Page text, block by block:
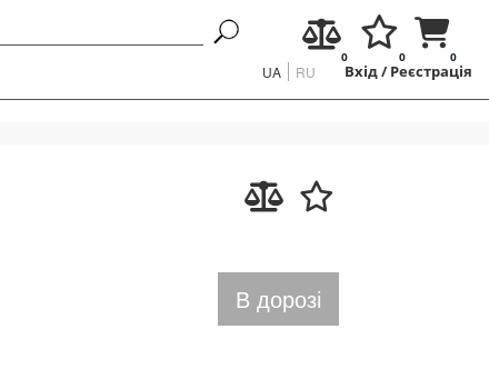
0
0
0
Вхід/Реєстрація
UA RU
В дорозі